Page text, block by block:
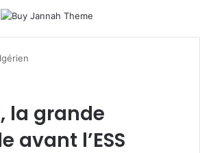
la grande
avant l’ESS